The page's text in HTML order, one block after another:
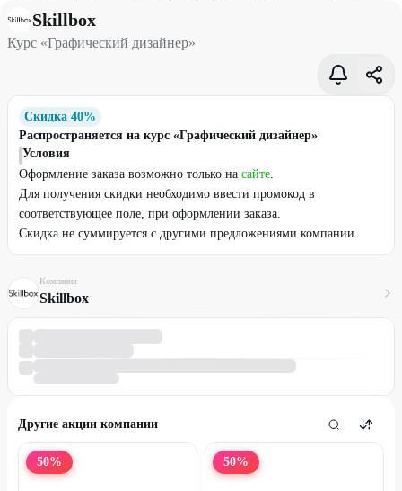
Курс «Графический дизайнер» со скидкой 40% - Skillbox в
Skillbox
Курс «Графический дизайнер»
Скидка 40%
Распространяется на курс «Графический дизайнер»
Условия
Оформление заказа возможно только на сайте.
Для получения скидки необходимо ввести промокод в
соответствующее поле, при оформлении заказа.
Скидка не суммируется с другими предложениями компании.
Компания
Skillbox
Другие акции компании
50% 50%